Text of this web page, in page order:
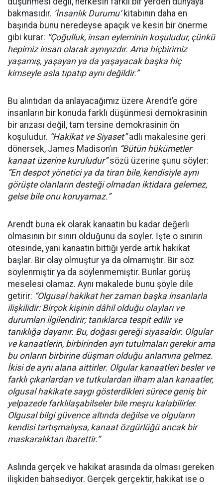
bakmasıdır. ‘İnsanlık Durumu’kitabının daha en
başında bunu neredeyse apaçık ve kesin bir önerme
gibi kurar: “Çoğulluk, insan eyleminin koşuludur, çünkü
hepimiz insan olarak aynıyızdır. Ama hiçbirimiz
yaşamış, yaşayan ya da yaşayacak başka hiç
kimseyle asla tıpatıp aynı değildir.”
Bu alıntıdan da anlayacağımız üzere Arendt’e göre
insanların bir konuda farklı düşünmesi demokrasinin
bir arızası değil, tam tersine demokrasinin ön
koşuludur. “Hakikat ve Siyaset”adlı makalesine geri
dönersek, James Madison’ın “Bütün hükümetler
kanaat üzerine kuruludur”sözü üzerine şunu söyler:
“En despot yönetici ya da tiran bile, kendisiyle aynı
görüşte olanların desteği olmadan iktidara gelemez,
gelse bile onu koruyamaz.”
Arendt buna ek olarak kanaatin bu kadar değerli
olmasının bir sınırı olduğunu da söyler. İşte o sınırın
ötesinde, yani kanaatin bittiği yerde artık hakikat
başlar. Bir olay olmuştur ya da olmamıştır. Bir söz
söylenmiştir ya da söylenmemiştir. Bunlar görüş
meselesi olamaz. Aynı makalede bunu şöyle dile
getirir: “Olgusal hakikat her zaman başka insanlarla
ilişkilidir: Birçok kişinin dâhil olduğu olayları ve
durumları ilgilendirir; tanıklarca tespit edilir ve
tanıklığa dayanır. Bu, doğası gereği siyasaldır. Olgular
ve kanaatlerin, birbirinden ayrı tutulmaları gerekir ama
bu onların birbirine düşman olduğu anlamına gelmez.
İkisi de aynı alana aittirler. Olgular kanaatleri besler ve
farklı çıkarlardan ve tutkulardan ilham alan kanaatler,
olgusal hakikate saygı gösterdikleri sürece geniş bir
yelpazede farklılaşabilseler bile meşru kalabilirler.
Olgusal bilgi güvence altında değilse ve olguların
kendisi tartışmalıysa, kanaat özgürlüğü ancak bir
maskaralıktan ibarettir.”
Aslında gerçek ve hakikat arasında da olması gereken
ilişkiden bahsediyor. Gerçek gerçektir, hakikat ise o